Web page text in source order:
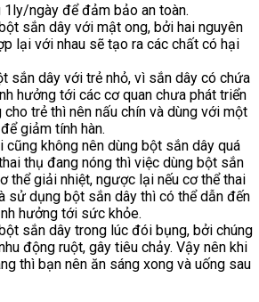
1ly/ngày để đảm bảo an toàn.
sắn dây với mật ong, bởi hai nguyên
lại với nhau sẽ tạo ra các chất có hại
sắn dây với trẻ nhỏ, vì sắn dây có chứa
hưởng tới các cơ quan chưa phát triển
cho trẻ thì nên nấu chín và dùng với một
giảm tính hàn.
cũng không nên dùng bột sắn dây quá
thụ đang nóng thì việc dùng bột sắn
thể giải nhiệt, ngược lại nếu cơ thể thai
sử dụng bột sắn dây thì có thể dẫn đến
hưởng tới sức khỏe.
sắn dây trong lúc đói bụng, bởi chúng
động ruột, gây tiêu chảy. Vậy nên khi
thì bạn nên ăn sáng xong và uống sau